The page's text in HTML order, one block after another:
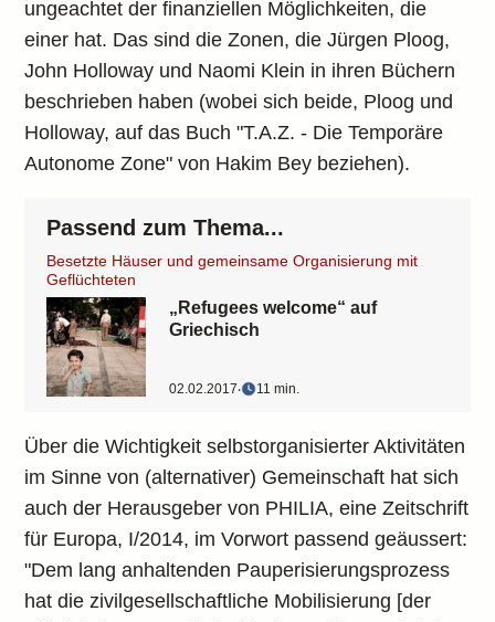
ungeachtet der finanziellen Möglichkeiten, die
einer hat. Das sind die Zonen, die Jürgen Ploog,
John Holloway und Naomi Klein in ihren Büchern
beschrieben haben (wobei sich beide, Ploog und
Holloway, auf das Buch "T.A.Z. - Die Temporäre
Autonome Zone" von Hakim Bey beziehen).
Passend zum Thema...
Besetzte Häuser und gemeinsame Organisierung mit
Geflüchteten
„Refugees welcome“ auf
Griechisch
02.02.2017‧ 11 min.
Über die Wichtigkeit selbstorganisierter Aktivitäten
im Sinne von (alternativer) Gemeinschaft hat sich
auch der Herausgeber von PHILIA, eine Zeitschrift
für Europa, I/2014, im Vorwort passend geäussert:
"Dem lang anhaltenden Pauperisierungsprozess
hat die zivilgesellschaftliche Mobilisierung [der